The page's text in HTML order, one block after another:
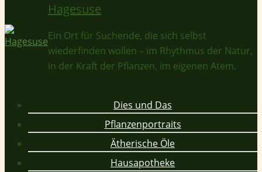
Hagesuse
Ein Ort für Suchende, die sich selbst
wiederfinden wollen – im Rhythmus der Natur,
in der Kraft der Pflanzen, im eigenen Atem.
Dies und Das
Pflanzenportraits
Ätherische Öle
Hausapotheke